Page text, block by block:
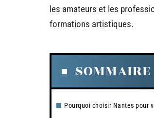
les amateurs et les
formations artistiques.
SOMMAIRE
Pourquoi choisir Nantes pour